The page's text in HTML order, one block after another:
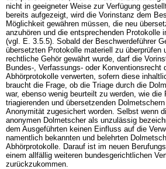
nicht in geeigneter Weise zur Verfügung
bereits aufgezeigt, wird die Vorinstanz dem
Möglichkeit gewähren müssen, die neu
anzuhören und die entsprechenden Protokolle
(vgl. E. 3.5.5). Sobald der Beschwerdeführer
übersetzten Protokolle materiell zu überprüfen
rechtliche Gehör gewährt wurde, darf die
Bundes-, Verfassungs- oder Konventionsrecht
Abhörprotokolle verwerten, sofern diese
braucht die Frage, ob die Triage durch die
war, ebenso wenig beurteilt zu werden, wie die
triagierenden und übersetzenden
Anonymität zugesichert worden. Selbst wenn
anonymen Dolmetscher als unzulässig
dem Ausgeführten keinen Einfluss auf die
namentlich bekannten und belehrten
Abhörprotokolle. Darauf ist im neuen
einem allfällig weiteren bundesgerichtlichen
zurückzukommen.